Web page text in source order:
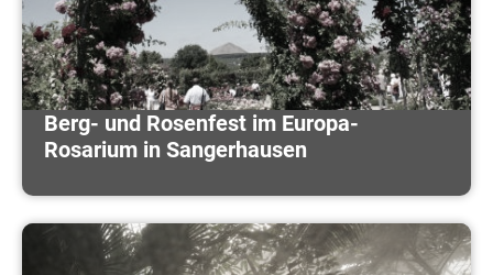
Berg- und Rosenfest im Europa-
Rosarium in Sangerhausen